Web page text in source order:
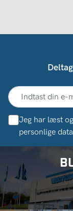
Jeg har læst
personlige